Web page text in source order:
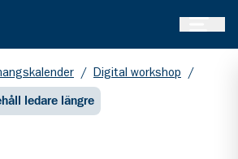
/ Digital workshop /
ledare längre